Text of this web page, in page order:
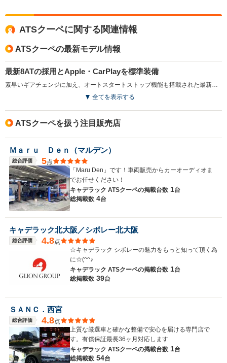
WLTCモード
燃費
排気量
駆動方式
3564～6156cc
FR
1998～3564cc
FR
3564～
FF、4WD
ATSクーペに関する関連情報
ATSクーペの最新モデル情報
最新8ATの採用とApple・CarPlayを標準装備
素早いギアチェンジに加え、オートスタートストップ機能も搭載された最新式の8速ATが搭載された。また、車内の画面でiPhoneの対応アプリを直接表示できる、Apple・CarPlayが標準装備された。Siriにより電話、音楽、メッセージなどのiPhone機能を操作することができる（2016.1）
全てを表示する
ATSクーペを扱う注目販売店
Ｍａｒｕ Ｄｅｎ（マルデン）
総合評価 5点
「Maru Den」です！車両販売からカーオーディオま
でお任せください！
キャデラック ATSクーペの掲載台数 1台
総掲載数 4台
キャデラック北大阪／シボレー北大阪
総合評価 4.8点
☆キャデラック シボレーの魅力をもっと知って頂く為
に☆(^^♪
キャデラック ATSクーペの掲載台数 1台
総掲載数 39台
ＳＡＮＣ．西宮
総合評価 4.8点
上質な厳選車と確かな整備で安心を届ける専門店で
す。有償保証最長36ヶ月対応します
キャデラック ATSクーペの掲載台数 1台
総掲載数 54台